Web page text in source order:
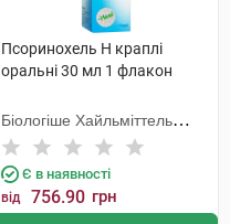
Псоринохель Н краплі
оральні 30 мл 1 флакон
Біологіше Хайльміттель
Хеель
Є в наявності
від 756.90 грн